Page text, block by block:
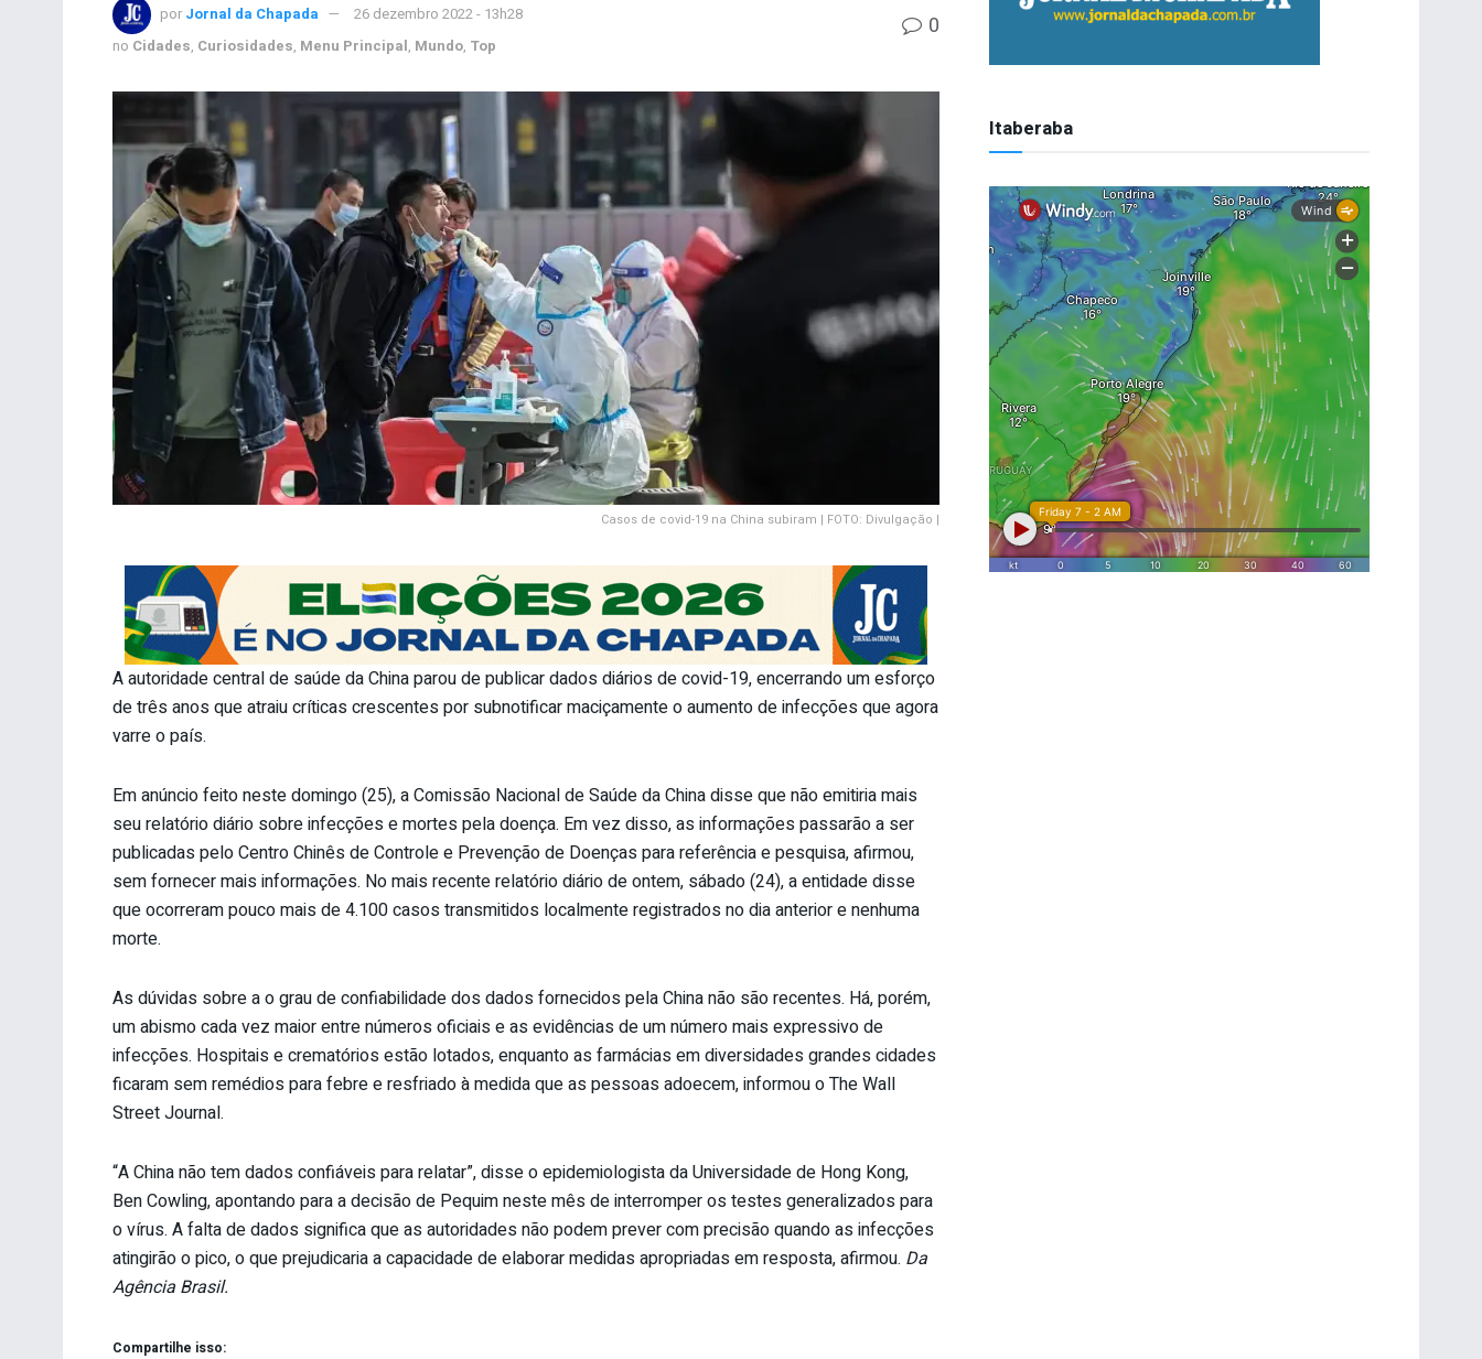
por Jornal da Chapada
26 dezembro 2022 - 13h28
no Cidades, Curiosidades, Menu Principal, Mundo, Top
0
Casos de covid-19 na China subiram | FOTO: Divulgação |
A autoridade central de saúde da China parou de publicar dados diários de covid-19, encerrando um esforço
de três anos que atraiu críticas crescentes por subnotificar maciçamente o aumento de infecções que agora
varre o país.
Em anúncio feito neste domingo (25), a Comissão Nacional de Saúde da China disse que não emitiria mais
seu relatório diário sobre infecções e mortes pela doença. Em vez disso, as informações passarão a ser
publicadas pelo Centro Chinês de Controle e Prevenção de Doenças para referência e pesquisa, afirmou,
sem fornecer mais informações. No mais recente relatório diário de ontem, sábado (24), a entidade disse
que ocorreram pouco mais de 4.100 casos transmitidos localmente registrados no dia anterior e nenhuma
morte.
As dúvidas sobre a o grau de confiabilidade dos dados fornecidos pela China não são recentes. Há, porém,
um abismo cada vez maior entre números oficiais e as evidências de um número mais expressivo de
infecções. Hospitais e crematórios estão lotados, enquanto as farmácias em diversidades grandes cidades
ficaram sem remédios para febre e resfriado à medida que as pessoas adoecem, informou o The Wall
Street Journal.
“A China não tem dados confiáveis para relatar”, disse o epidemiologista da Universidade de Hong Kong,
Ben Cowling, apontando para a decisão de Pequim neste mês de interromper os testes generalizados para
o vírus. A falta de dados significa que as autoridades não podem prever com precisão quando as infecções
atingirão o pico, o que prejudicaria a capacidade de elaborar medidas apropriadas em resposta, afirmou. Da
Agência Brasil.
Compartilhe isso:
Itaberaba